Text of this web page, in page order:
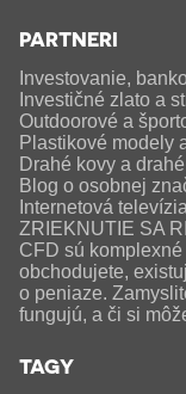
PARTNERI
Investovanie,
Investičné zlato a
Outdoorové a
Plastikové modely
Drahé kovy a
Blog o osobnej
Internetová
ZRIEKNUTIE SA
CFD sú
obchodujete,
o peniaze.
fungujú, a či si
TAGY